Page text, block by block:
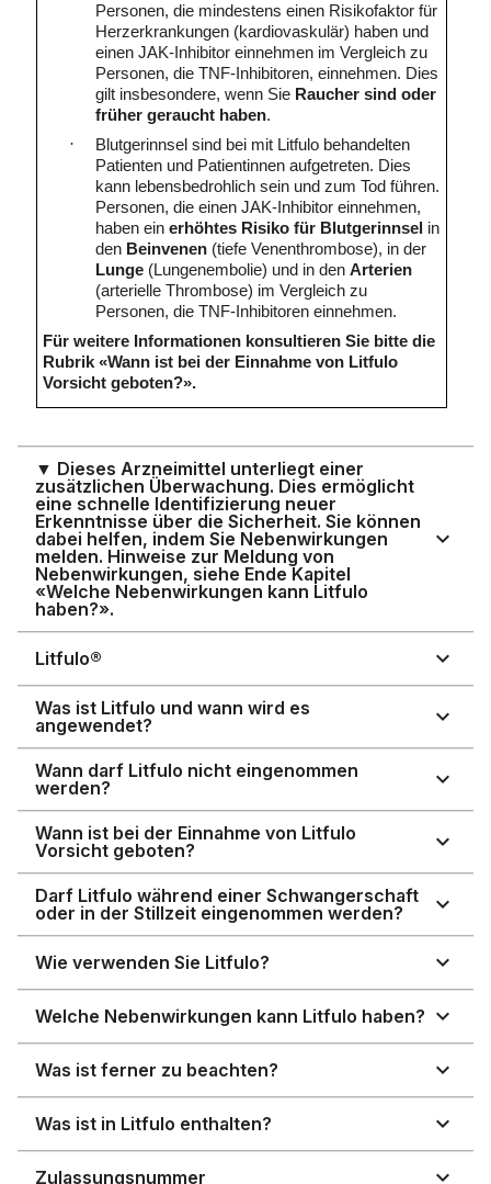
Personen, die mindestens einen Risikofaktor für
Herzerkrankungen (kardiovaskulär) haben und
einen JAK-Inhibitor einnehmen im Vergleich zu
Personen, die TNF-Inhibitoren, einnehmen. Dies
gilt insbesondere, wenn Sie Raucher sind oder
früher geraucht haben.
·
Blutgerinnsel sind bei mit Litfulo behandelten
Patienten und Patientinnen aufgetreten. Dies
kann lebensbedrohlich sein und zum Tod führen.
Personen, die einen JAK-Inhibitor einnehmen,
haben einerhöhtes Risiko für Blutgerinnsel in
den Beinvenen (tiefe Venenthrombose), in der
Lunge (Lungenembolie) und in denArterien
(arterielle Thrombose) im Vergleich zu
Personen, die TNF-Inhibitoren einnehmen.
Für weitere Informationen konsultieren Sie bitte die
Rubrik «Wann ist bei der Einnahme von Litfulo
Vorsicht geboten?».
▼ Dieses Arzneimittel unterliegt einer
zusätzlichen Überwachung. Dies ermöglicht
eine schnelle Identifizierung neuer
Erkenntnisse über die Sicherheit. Sie können
dabei helfen, indem Sie Nebenwirkungen
melden. Hinweise zur Meldung von
Nebenwirkungen, siehe Ende Kapitel
«Welche Nebenwirkungen kann Litfulo
haben?».
Litfulo®
Was ist Litfulo und wann wird es
angewendet?
Wann darf Litfulo nicht eingenommen
werden?
Wann ist bei der Einnahme von Litfulo
Vorsicht geboten?
Darf Litfulo während einer Schwangerschaft
oder in der Stillzeit eingenommen werden?
Wie verwenden Sie Litfulo?
Welche Nebenwirkungen kann Litfulo haben?
Was ist ferner zu beachten?
Was ist in Litfulo enthalten?
Zulassungsnummer